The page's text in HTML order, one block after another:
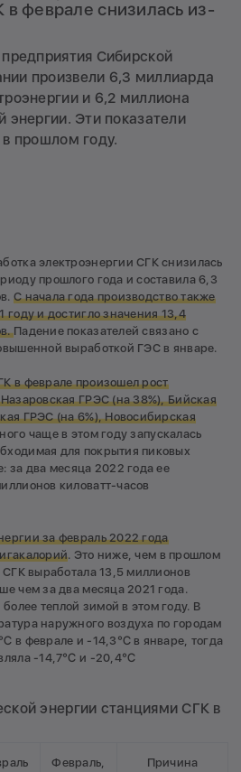
в феврале снизилась из-
Сибирской
произвели 6,3 миллиарда
и 6,2 миллиона
энергии. Эти показатели
прошлом году.
электроэнергии СГК снизилась
прошлого года и составила 6,3
С начала года производство также
году и достигло значения 13,4
Падение показателей связано с
выработкой ГЭС в январе.
в феврале произошел рост
ГРЭС (на 38%), Бийская
ГРЭС (на 6%), Новосибирская
чаще в этом году запускалась
для покрытия пиковых
за два месяца 2022 года ее
киловатт-часов
за февраль 2022 года
. Это ниже, чем в прошлом
СГК выработала 13,5 миллионов
чем за два месяца 2021 года.
теплой зимой в этом году. В
наружного воздуха по городам
в феврале и -14,3℃ в январе, тогда
-14,7℃ и -20,4℃
энергии станциями СГК в
Февраль,
Причина